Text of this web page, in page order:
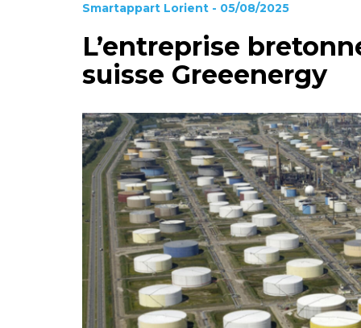
Smartappart Lorient - 05/08/2025
L’entreprise
suisse Greeenergy